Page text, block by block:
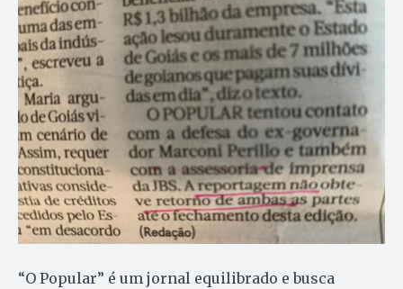
“O Popular” é um jornal equilibrado e busca